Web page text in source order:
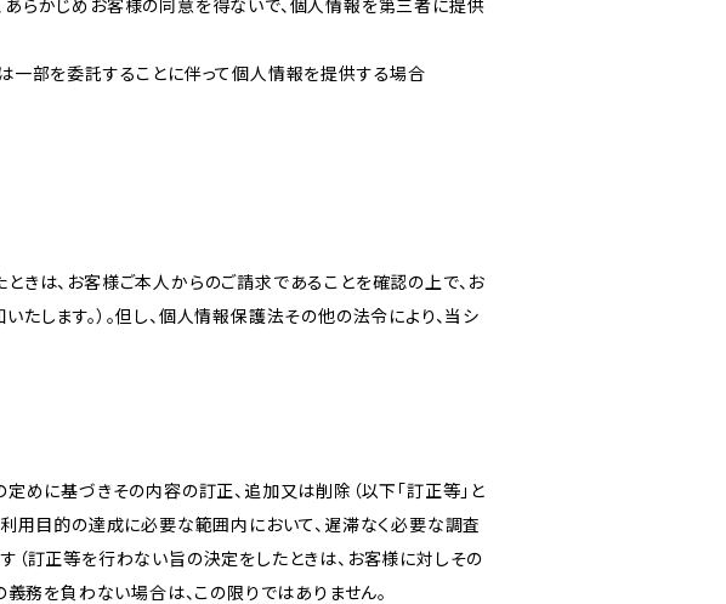
らかじめお客様の同意を得ないで、個人情報を第三者に提供
一部を委託することに伴って個人情報を提供する場合
きは、お客様ご本人からのご請求であることを確認の上で、お
します。）。但し、個人情報保護法その他の法令により、当シ
めに基づきその内容の訂正、追加又は削除（以下「訂正等」と
用目的の達成に必要な範囲内において、遅滞なく必要な調査
（訂正等を行わない旨の決定をしたときは、お客様に対しその
義務を負わない場合は、この限りではありません。